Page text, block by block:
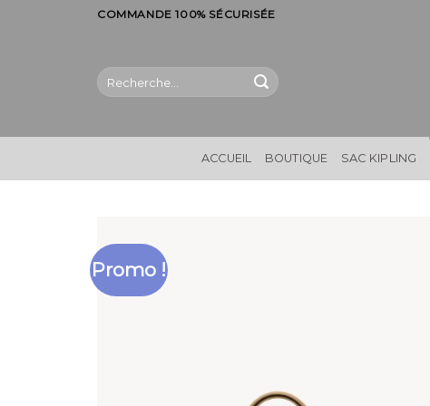
COMMANDE 100% SÉCURISÉE
Recherche
pour :
ACCUEIL BOUTIQUE SAC KIPLING
Promo !